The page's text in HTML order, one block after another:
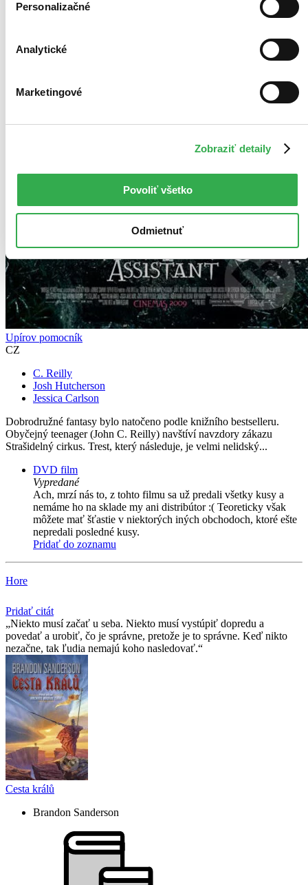
Personalizačné
Analytické
Marketingové
Zobraziť detaily
Povoliť všetko
Odmietnuť
Upírov pomocník
CZ
C. Reilly
Josh Hutcherson
Jessica Carlson
Dobrodružné fantasy bylo natočeno podle knižního bestselleru.
Obyčejný teenager (John C. Reilly) navštíví navzdory zákazu
Strašidelný cirkus. Trest, který následuje, je velmi nelidský...
DVD film
Vypredané
Ach, mrzí nás to, z tohto filmu sa už predali všetky kusy a
nemáme ho na sklade my ani distribútor :( Teoreticky však
môžete mať šťastie v niektorých iných obchodoch, ktoré ešte
nepredali posledné kusy.
Pridať do zoznamu
Hore
Pridať citát
Niekto musí začať u seba. Niekto musí vystúpiť dopredu a
povedať a urobiť, čo je správne, pretože je to správne. Keď nikto
nezačne, tak ľudia nemajú koho nasledovať.
Cesta králů
Brandon Sanderson